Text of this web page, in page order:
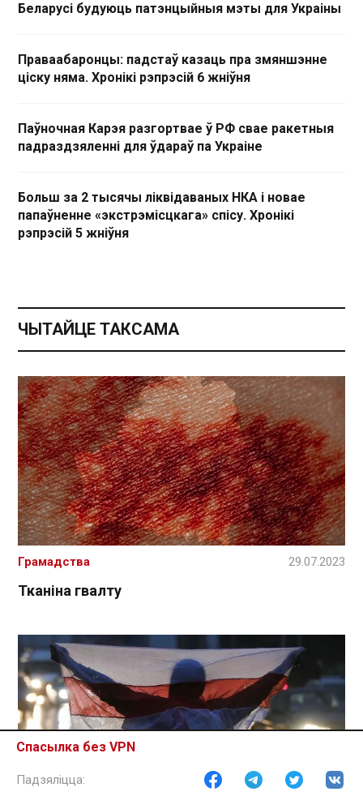
Спасылка без VPN
Беларусі будуюць патэнцыйныя мэты для Украіны
Праваабаронцы: падстаў казаць пра змяншэнне
ціску няма. Хронікі рэпрэсій 6 жніўня
Паўночная Карэя разгортвае ў РФ свае ракетныя
падраздзяленні для ўдараў па Украіне
Больш за 2 тысячы ліквідаваных НКА і новае
папаўненне «экстрэмісцкага» спісу. Хронікі
рэпрэсій 5 жніўня
ЧЫТАЙЦЕ ТАКСАМА
Тканіна гвалту
Грамадства 29.07.2023